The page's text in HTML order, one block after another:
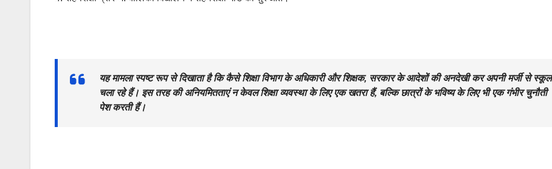
यह मामला स्पष्ट रूप से दिखाता है कि कैसे शिक्षा विभाग के अधिकारी और शिक्षक, सरकार के आदेशों की अनदेखी कर अपनी मर्जी से स्कूल
चला रहे हैं। इस तरह की अनियमितताएं न केवल शिक्षा व्यवस्था के लिए एक खतरा हैं, बल्कि छात्रों के भविष्य के लिए भी एक गंभीर चुनौती
पेश करती हैं।